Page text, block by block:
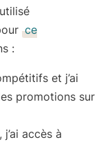
ce
:
et j’ai
promotions sur
accès à